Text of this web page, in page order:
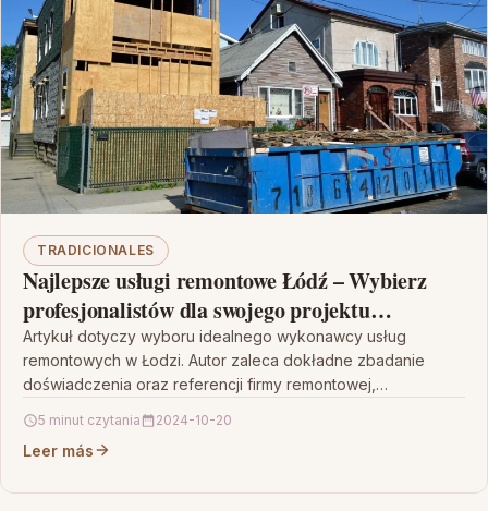
TRADICIONALES
Najlepsze usługi remontowe Łódź – Wybierz
profesjonalistów dla swojego projektu
remontowego
Artykuł dotyczy wyboru idealnego wykonawcy usług
remontowych w Łodzi. Autor zaleca dokładne zbadanie
doświadczenia oraz referencji firmy remontowej,
5 minut czytania 2024-10-20
Leer más